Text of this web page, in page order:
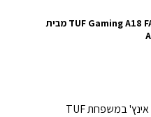
מחשב נייד TUF Gaming A18 FA808UM-S8012W מבית
כמחשב הנייד הראשון בגודל 18 אינץ' במשפחת TUF